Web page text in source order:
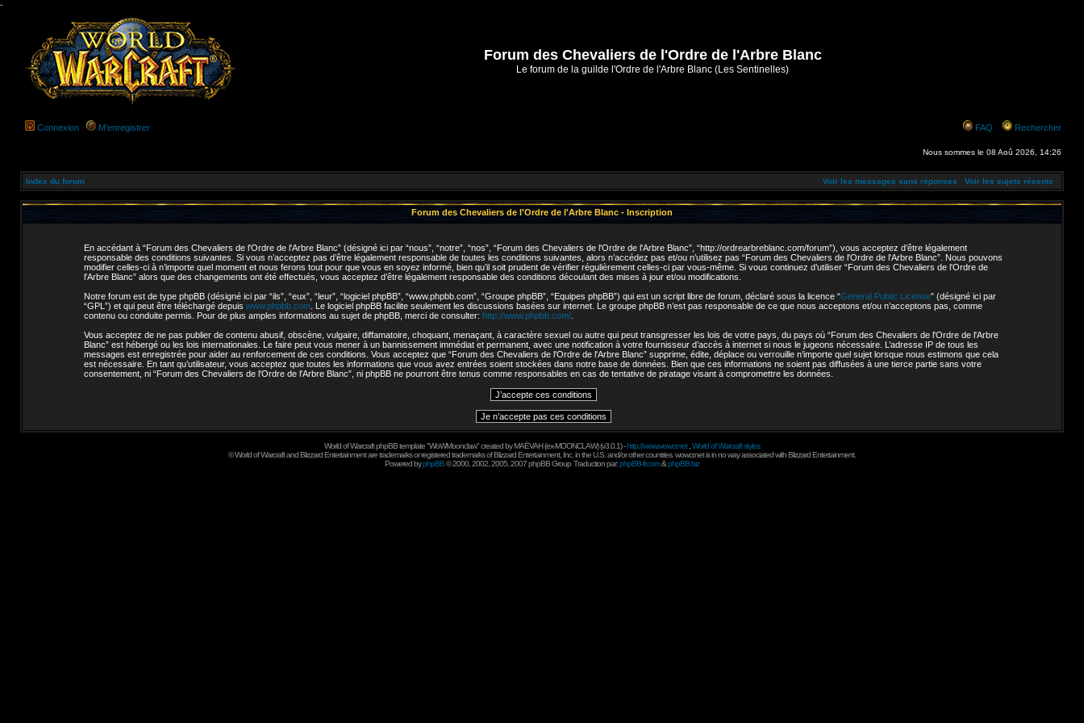
-
Forum des Chevaliers de l'Ordre de l'Arbre Blanc
Le forum de la guilde l'Ordre de l'Arbre Blanc (Les Sentinelles)
Connexion M’enregistrer FAQ Rechercher
Nous sommes le 08 Aoû 2026, 14:26
Index du forum Voir les messages sans réponses Voir les sujets récents
Forum des Chevaliers de l'Ordre de l'Arbre Blanc - Inscription
En accédant à “Forum des Chevaliers de l'Ordre de l'Arbre Blanc” (désigné ici par “nous”, “notre”, “nos”, “Forum des Chevaliers de l'Ordre de l'Arbre Blanc”, “http://ordrearbreblanc.com/forum”), vous acceptez d’être légalement
responsable des conditions suivantes. Si vous n’acceptez pas d’être légalement responsable de toutes les conditions suivantes, alors n’accédez pas et/ou n’utilisez pas “Forum des Chevaliers de l'Ordre de l'Arbre Blanc”. Nous pouvons
modifier celles-ci à n’importe quel moment et nous ferons tout pour que vous en soyez informé, bien qu’il soit prudent de vérifier régulièrement celles-ci par vous-même. Si vous continuez d’utiliser “Forum des Chevaliers de l'Ordre de
l'Arbre Blanc” alors que des changements ont été effectués, vous acceptez d’être légalement responsable des conditions découlant des mises à jour et/ou modifications.
Notre forum est de type phpBB (désigné ici par “ils”, “eux”, “leur”, “logiciel phpBB”, “www.phpbb.com”, “Groupe phpBB”, “Equipes phpBB”) qui est un script libre de forum, déclaré sous la licence “General Public License” (désigné ici par
“GPL”) et qui peut être téléchargé depuis www.phpbb.com . Le logiciel phpBB facilite seulement les discussions basées sur internet. Le groupe phpBB n’est pas responsable de ce que nous acceptons et/ou n’acceptons pas, comme
contenu ou conduite permis. Pour de plus amples informations au sujet de phpBB, merci de consulter: http://www.phpbb.com/
Vous acceptez de ne pas publier de contenu abusif, obscène, vulgaire, diffamatoire, choquant, menaçant, à caractère sexuel ou autre qui peut transgresser les lois de votre pays, du pays où “Forum des Chevaliers de l'Ordre de l'Arbre
Blanc” est hébergé ou les lois internationales. Le faire peut vous mener à un bannissement immédiat et permanent, avec une notification à votre fournisseur d’accès à internet si nous le jugeons nécessaire. L’adresse IP de tous les
messages est enregistrée pour aider au renforcement de ces conditions. Vous acceptez que “Forum des Chevaliers de l'Ordre de l'Arbre Blanc” supprime, édite, déplace ou verrouille n’importe quel sujet lorsque nous estimons que cela
est nécessaire. En tant qu’utilisateur, vous acceptez que toutes les informations que vous avez entrées soient stockées dans notre base de données. Bien que ces informations ne soient pas diffusées à une tierce partie sans votre
consentement, ni “Forum des Chevaliers de l'Ordre de l'Arbre Blanc”, ni phpBB ne pourront être tenus comme responsables en cas de tentative de piratage visant à compromettre les données.
World of Warcraft phpBB template "WoWMoonclaw" created byMAËVAH(ex-MOONCLAW) (v3.0.1) -http://www.wowcr.net, World of Warcraft styles
©World of Warcraft and Blizzard Entertainment are trademarks or registered trademarks of Blizzard Entertainment, Inc. in the U.S. and/or other countries. wowcr.net is in no way associated with Blizzard Entertainment.
Powered byphpBB© 2000, 2002, 2005, 2007 phpBB Group Traduction par:phpBB-fr.com&phpBB.biz